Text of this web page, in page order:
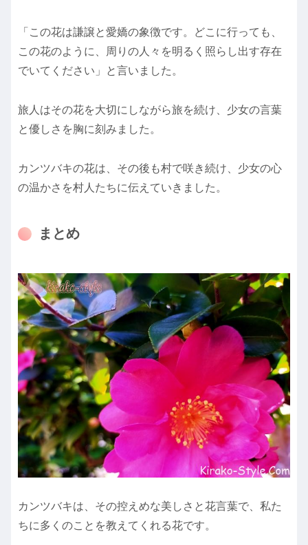
「この花は謙譲と愛嬌の象徴です。どこに行っても、
この花のように、周りの人々を明るく照らし出す存在
でいてください」と言いました。
旅人はその花を大切にしながら旅を続け、少女の言葉
と優しさを胸に刻みました。
カンツバキの花は、その後も村で咲き続け、少女の心
の温かさを村人たちに伝えていきました。
まとめ
カンツバキは、その控えめな美しさと花言葉で、私た
ちに多くのことを教えてくれる花です。